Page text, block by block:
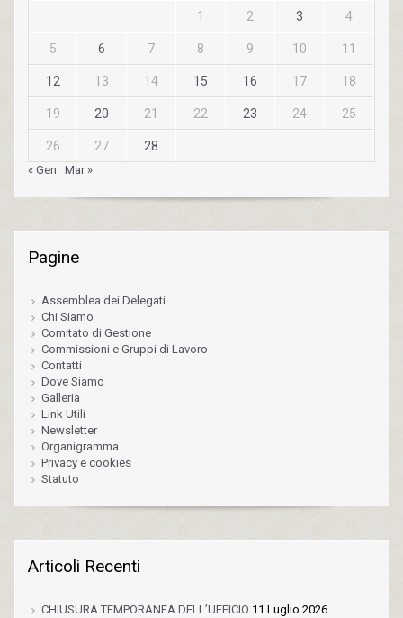
1 2 3 4
5 6 7 8 9 10 11
12 13 14 15 16 17 18
19 20 21 22 23 24 25
26 27 28
« Gen Mar »
Pagine
Assemblea dei Delegati
Chi Siamo
Comitato di Gestione
Commissioni e Gruppi di Lavoro
Contatti
Dove Siamo
Galleria
Link Utili
Newsletter
Organigramma
Privacy e cookies
Statuto
Articoli Recenti
CHIUSURA TEMPORANEA DELL’UFFICIO 11 Luglio 2026